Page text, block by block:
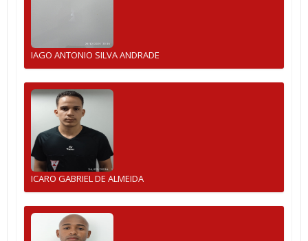
IAGO ANTONIO SILVA ANDRADE
ICARO GABRIEL DE ALMEIDA